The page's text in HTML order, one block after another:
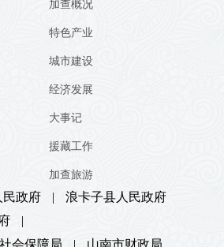
加查概况
特色产业
城市建设
经济发展
大事记
援藏工作
加查旅游
民政府 |
浪卡子县人民政府
|